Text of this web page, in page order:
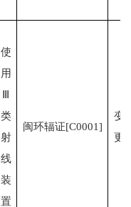
使
用
Ⅲ
类
射
线
装
置
闽环辐证[C0001]
变
更